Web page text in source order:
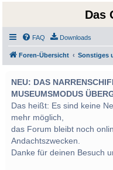
Das
FAQ Downloads
Foren-Übersicht Sonstiges
NEU: DAS
MUSEUMSMODUS
Das heißt: Es sind keine
mehr möglich,
das Forum bleibt noch
Andachtszwecken.
Danke für deinen Besuch